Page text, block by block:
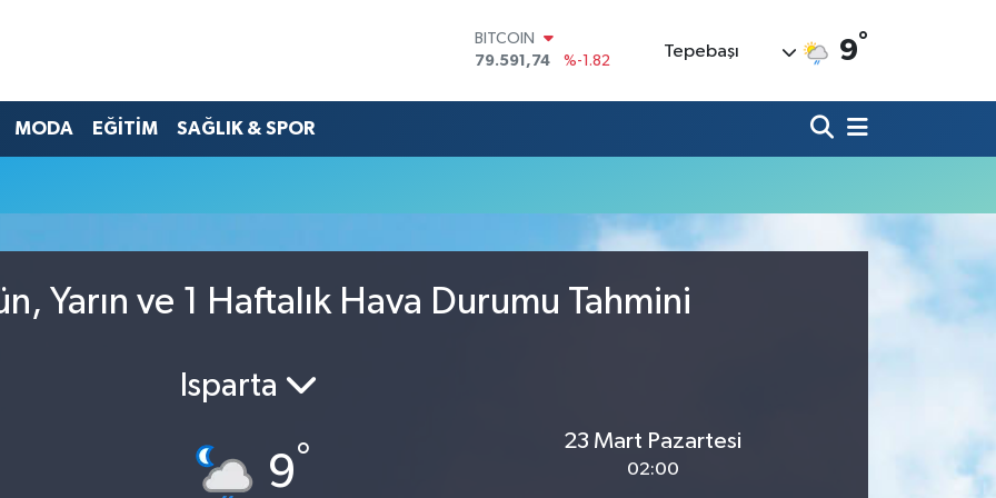
BITCOIN
79.591,74
%-1.82
45,43620
%0.02
%0.19
%0
Tepebaşı 9°
MODA EĞİTİM SAĞLIK & SPOR
Yarın ve 1 Haftalık Hava Durumu Tahmini
Isparta
9°
23 Mart Pazartesi
02:00